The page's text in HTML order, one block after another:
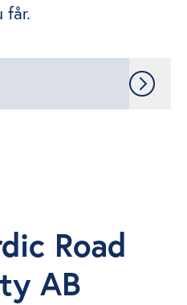
får.
Road
AB